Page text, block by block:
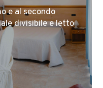
e al secondo
divisibile e letto